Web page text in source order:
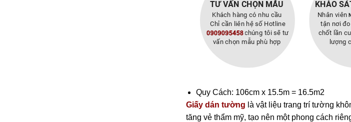
Quy Cách: 106cm x 15.5m = 16.5m2
Giấy dán tường là vật liệu trang trí tường
tăng vẻ thẩm mỹ, tạo nên một phong cách